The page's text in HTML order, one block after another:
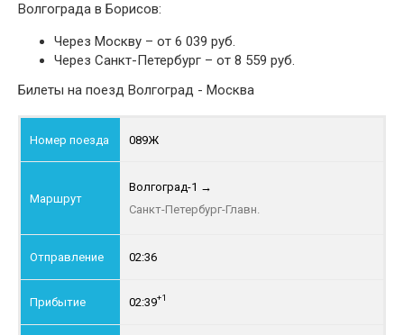
Волгограда в Борисов:
Через Москву – от 6 039 руб.
Через Санкт-Петербург – от 8 559 руб.
Билеты на поезд Волгоград - Москва
089Ж
Волгоград-1 →
Санкт-Петербург-Главн.
02:36
02:39+1